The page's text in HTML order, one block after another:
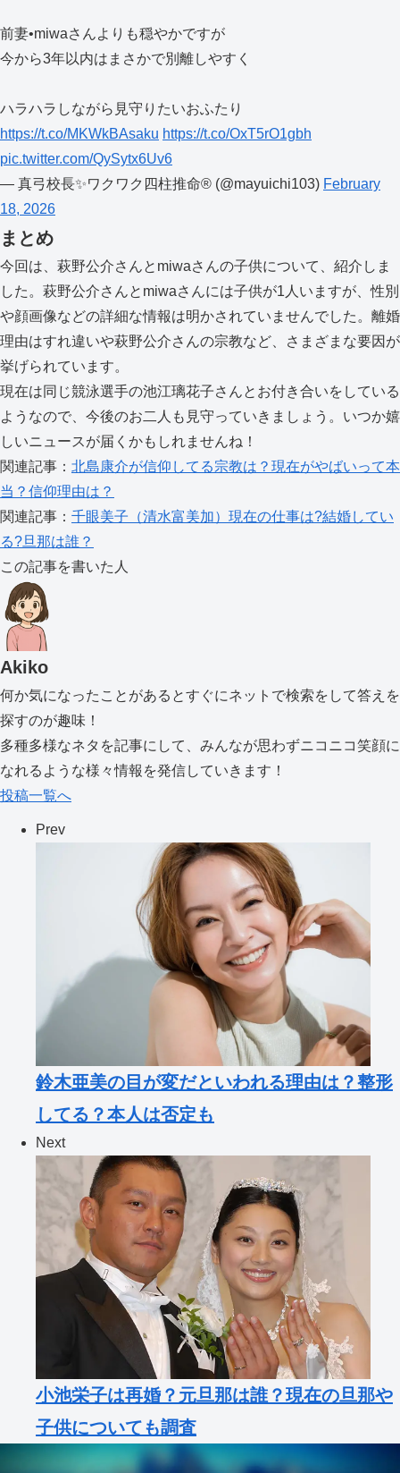
前妻•miwaさんよりも穏やかですが
今から3年以内はまさかで別離しやすく
ハラハラしながら見守りたいおふたり
https://t.co/MKWkBAsaku https://t.co/OxT5rO1gbh
pic.twitter.com/QySytx6Uv6
— 真弓校長✨ワクワク四柱推命®︎ (@mayuichi103) February
18, 2026
まとめ
今回は、萩野公介さんとmiwaさんの子供について、紹介しま
した。萩野公介さんとmiwaさんには子供が1人いますが、性別
や顔画像などの詳細な情報は明かされていませんでした。離婚
理由はすれ違いや萩野公介さんの宗教など、さまざまな要因が
挙げられています。
現在は同じ競泳選手の池江璃花子さんとお付き合いをしている
ようなので、今後のお二人も見守っていきましょう。いつか嬉
しいニュースが届くかもしれませんね！
関連記事： 北島康介が信仰してる宗教は？現在がやばいって本
当？信仰理由は？
関連記事： 千眼美子（清水富美加）現在の仕事は?結婚してい
る?旦那は誰？
この記事を書いた人
Akiko
何か気になったことがあるとすぐにネットで検索をして答えを
探すのが趣味！
多種多様なネタを記事にして、みんなが思わずニコニコ笑顔に
なれるような様々情報を発信していきます！
投稿一覧へ
Prev
鈴木亜美の目が変だといわれる理由は？整形
してる？本人は否定も
Next
小池栄子は再婚？元旦那は誰？現在の旦那や
子供についても調査